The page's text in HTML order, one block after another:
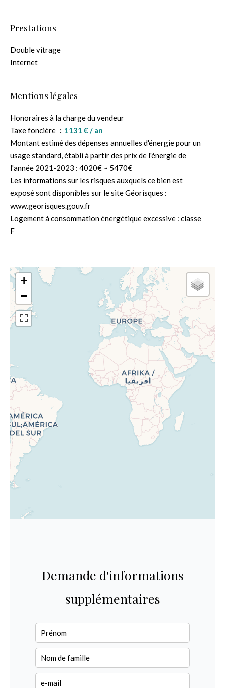
Prestations
Double vitrage
Internet
Mentions légales
Honoraires à la charge du vendeur
Taxe foncière
1131 € / an
Montant estimé des dépenses annuelles d'énergie pour un
usage standard, établi à partir des prix de l'énergie de
l'année 2021-2023 : 4020€ ~ 5470€
Les informations sur les risques auxquels ce bien est
exposé sont disponibles sur le site Géorisques :
www.georisques.gouv.fr
Logement à consommation énergétique excessive : classe
F
+
−
Demande d'informations
supplémentaires